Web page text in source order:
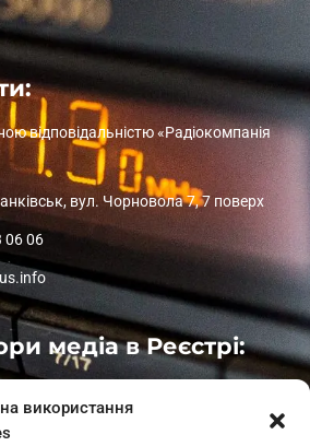
використання
відповідальністю «Радіокомпанія
вул. Чорновола 7, 7 поверх
06 06
медіа в Реєстрі: